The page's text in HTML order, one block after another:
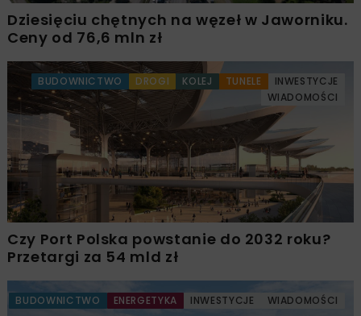
Dziesięciu chętnych na węzeł w Jaworniku.
Ceny od 76,6 mln zł
BUDOWNICTWO DROGI KOLEJ TUNELE
INWESTYCJE
WIADOMOŚCI
Czy Port Polska powstanie do 2032 roku?
Przetargi za 54 mld zł
BUDOWNICTWO ENERGETYKA INWESTYCJE WIADOMOŚCI